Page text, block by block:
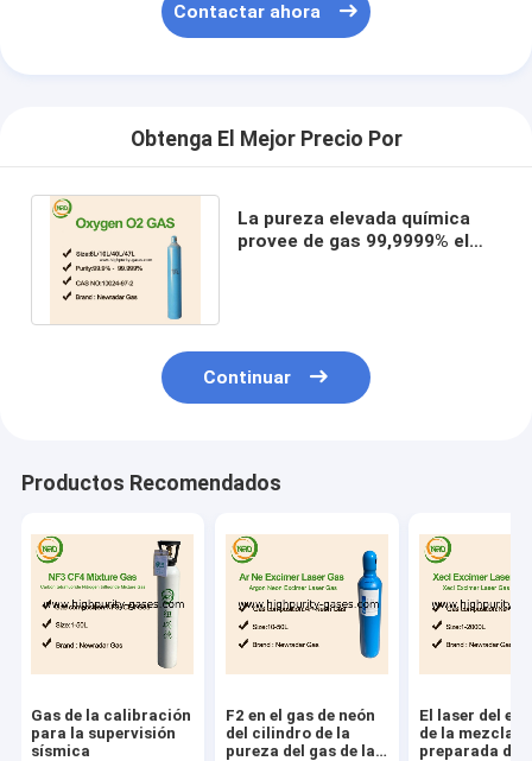
Contactar ahora
Obtenga El Mejor Precio Por
La pureza elevada química
provee de gas 99,9999% el
Continuar
Productos Recomendados
Gas de la calibración
para la supervisión
sísmica
F2 en el gas de neón
del cilindro de la
pureza del gas de la
El laser del
de la mezcla
preparada de